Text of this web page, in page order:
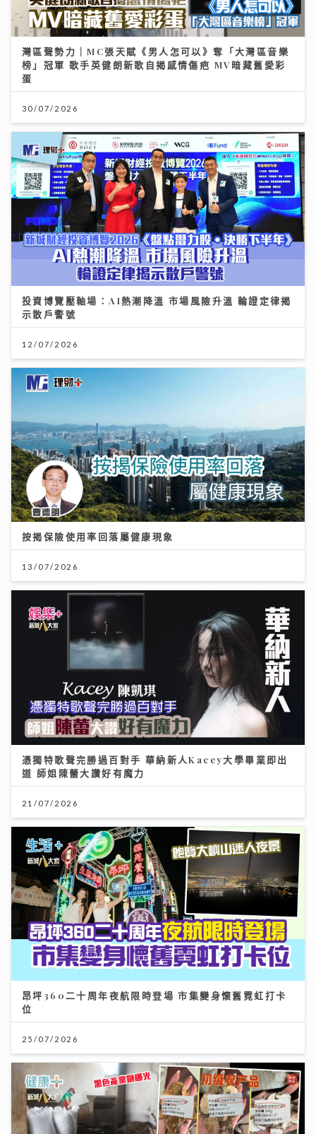
灣區聲勢力｜MC張天賦《男人怎可以》奪「大灣區音樂
榜」冠軍 歌手英健朗新歌自揭感情傷疤 MV暗藏舊愛彩
蛋
30/07/2026
投資博覽壓軸場：AI熱潮降溫 市場風險升溫 輪證定律揭
示散戶警號
12/07/2026
按揭保險使用率回落屬健康現象
13/07/2026
憑獨特歌聲完勝過百對手 華納新人Kacey大學畢業即出
道 師姐陳蕾大讚好有魔力
21/07/2026
昂坪360二十周年夜航限時登場 市集變身懷舊霓虹打卡
位
25/07/2026